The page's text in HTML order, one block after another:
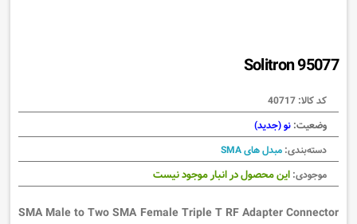
Solitron 95077
کد کالا: 40717
وضعیت: نو (جدید)
دسته‌بندی: مبدل های SMA
موجودی: این محصول در انبار موجود نیست
SMA Male to Two SMA Female Triple T RF Adapter Connector